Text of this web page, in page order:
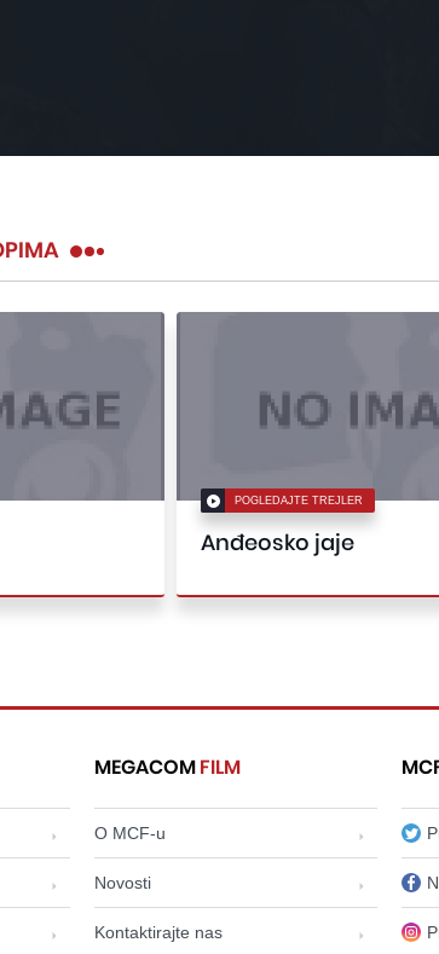
POGLEDAJTE TREJLER
Anđeosko jaje
MEGACOM FILM
O MCF-u
Novosti
Kontaktirajte nas